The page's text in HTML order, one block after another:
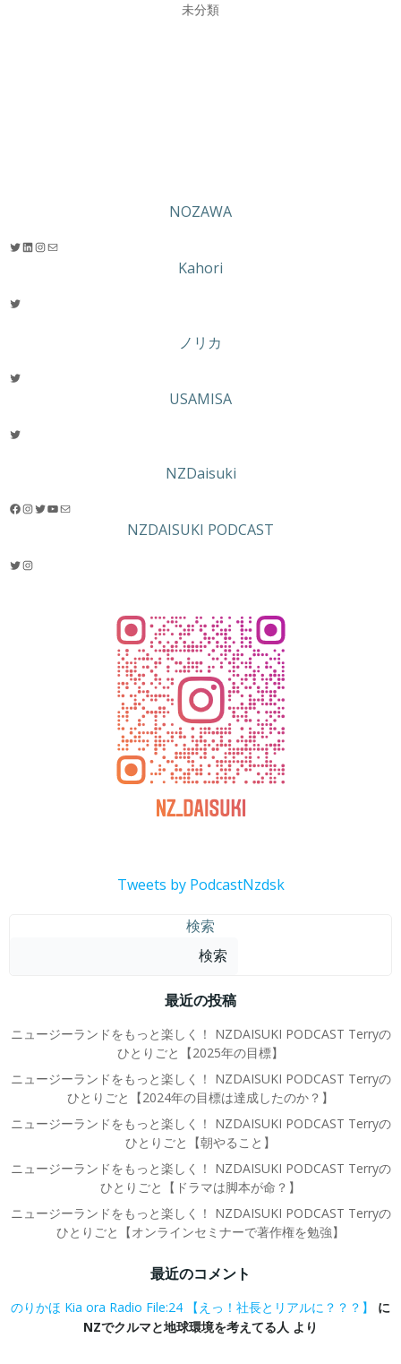
未分類
NOZAWA
Twitter LinkedIn Instagramメール
Kahori
Twitter
ノリカ
Twitter
USAMISA
Twitter
NZDaisuki
Facebook InstagramTwitter YouTube メール
NZDAISUKI PODCAST
Twitter Instagram
Tweets by PodcastNzdsk
検索
検索
最近の投稿
ニュージーランドをもっと楽しく！ NZDAISUKI PODCAST Terryの
ひとりごと【2025年の目標】
ニュージーランドをもっと楽しく！ NZDAISUKI PODCAST Terryの
ひとりごと【2024年の目標は達成したのか？】
ニュージーランドをもっと楽しく！ NZDAISUKI PODCAST Terryの
ひとりごと【朝やること】
ニュージーランドをもっと楽しく！ NZDAISUKI PODCAST Terryの
ひとりごと【ドラマは脚本が命？】
ニュージーランドをもっと楽しく！ NZDAISUKI PODCAST Terryの
ひとりごと【オンラインセミナーで著作権を勉強】
最近のコメント
のりかほ Kia ora Radio File:24 【えっ！社長とリアルに？？？】
に
NZでクルマと地球環境を考えてる人 より